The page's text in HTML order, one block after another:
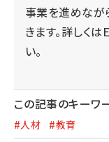
事業を進めなが
きます。詳しくは
い。
この記事のキーワ
#人材 #教育